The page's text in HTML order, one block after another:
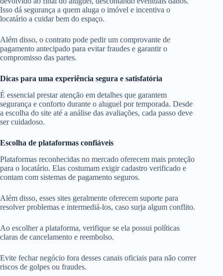
Isso dá segurança a quem aluga o imóvel e incentiva o
locatário a cuidar bem do espaço.
Além disso, o contrato pode pedir um comprovante de
pagamento antecipado para evitar fraudes e garantir o
compromisso das partes.
Dicas para uma experiência segura e satisfatória
É essencial prestar atenção em detalhes que garantem
segurança e conforto durante o aluguel por temporada. Desde
a escolha do site até a análise das avaliações, cada passo deve
ser cuidadoso.
Escolha de plataformas confiáveis
Plataformas reconhecidas no mercado oferecem mais proteção
para o locatário. Elas costumam exigir cadastro verificado e
contam com sistemas de pagamento seguros.
Além disso, esses sites geralmente oferecem suporte para
resolver problemas e intermediá-los, caso surja algum conflito.
Ao escolher a plataforma, verifique se ela possui políticas
claras de cancelamento e reembolso.
Evite fechar negócio fora desses canais oficiais para não correr
riscos de golpes ou fraudes.